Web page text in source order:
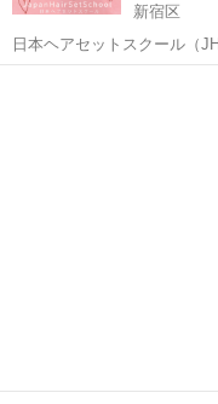
新宿区
日本ヘアセットスクール（
セットの専門知識・技術を